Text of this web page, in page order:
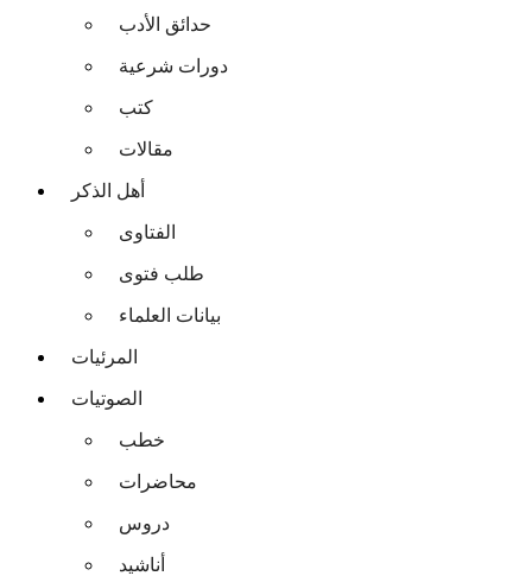
حدائق الأدب
دورات شرعية
كتب
مقالات
أهل الذكر
الفتاوى
طلب فتوى
بيانات العلماء
المرئيات
الصوتيات
خطب
محاضرات
دروس
أناشيد